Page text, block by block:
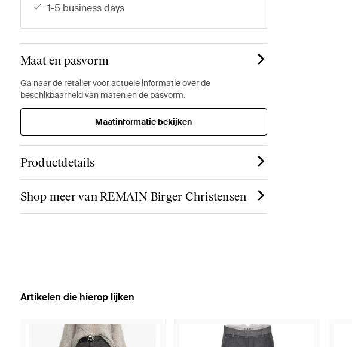
1-5 business days
Maat en pasvorm
Ga naar de retailer voor actuele informatie over de
beschikbaarheid van maten en de pasvorm.
Maatinformatie bekijken
Productdetails
Shop meer van REMAIN Birger Christensen
Artikelen die hierop lijken